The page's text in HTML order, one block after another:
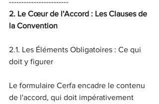
2. Le Cœur de l'Accord : Les Clauses de
la Convention
2.1. Les Éléments Obligatoires : Ce qui
doit y figurer
Le formulaire Cerfa encadre le contenu
de l'accord, qui doit impérativement